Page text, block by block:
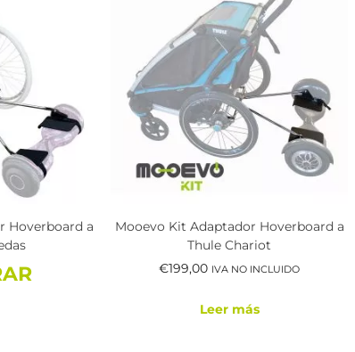
Hoverboard a
Mooevo Kit Adaptador Hoverboard a
Thule Chariot
€199,00 IVA NO INCLUIDO
Leer más